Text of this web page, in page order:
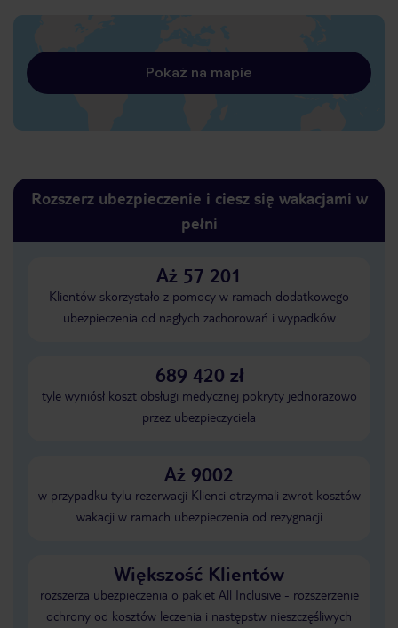
Pokaż na mapie
Rozszerz ubezpieczenie i ciesz się wakacjami w
pełni
Aż 57 201
Klientów skorzystało z pomocy w ramach dodatkowego
ubezpieczenia od nagłych zachorowań i wypadków
689 420 zł
tyle wyniósł koszt obsługi medycznej pokryty jednorazowo
przez ubezpieczyciela
Aż 9002
w przypadku tylu rezerwacji Klienci otrzymali zwrot kosztów
wakacji w ramach ubezpieczenia od rezygnacji
Większość Klientów
rozszerza ubezpieczenia o pakiet All Inclusive - rozszerzenie
ochrony od kosztów leczenia i następstw nieszczęśliwych